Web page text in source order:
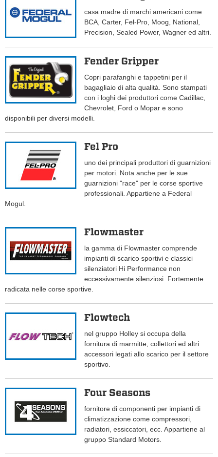
casa madre di marchi americani come
BCA, Carter, Fel-Pro, Moog, National,
Precision, Sealed Power, Wagner ed altri.
Fender Gripper
Copri parafanghi e tappetini per il
bagagliaio di alta qualità. Sono stampati
con i loghi dei produttori come Cadillac,
Chevrolet, Ford o Mopar e sono
disponibili per diversi modelli.
Fel Pro
uno dei principali produttori di guarnizioni
per motori. Nota anche per le sue
guarnizioni "race" per le corse sportive
professionali. Appartiene a Federal
Mogul.
Flowmaster
la gamma di Flowmaster comprende
impianti di scarico sportivi e classici
silenziatori Hi Performance non
eccessivamente silenziosi. Fortemente
radicata nelle corse sportive.
Flowtech
nel gruppo Holley si occupa della
fornitura di marmitte, collettori ed altri
accessori legati allo scarico per il settore
sportivo.
Four Seasons
fornitore di componenti per impianti di
climatizzazione come compressori,
radiatori, essiccatori, ecc. Appartiene al
gruppo Standard Motors.